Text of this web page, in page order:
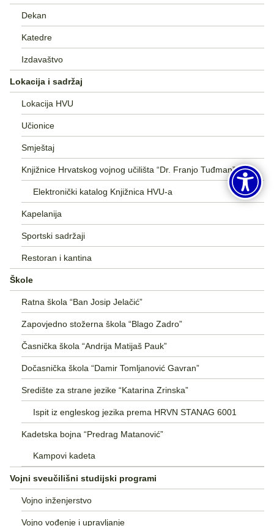
Dekan
Katedre
Izdavaštvo
Lokacija i sadržaj
Lokacija HVU
Učionice
Smještaj
Knjižnice Hrvatskog vojnog učilišta “Dr. Franjo Tuđman”
Elektronički katalog Knjižnica HVU-a
Kapelanija
Sportski sadržaji
Restoran i kantina
Škole
Ratna škola “Ban Josip Jelačić”
Zapovjedno stožerna škola “Blago Zadro”
Časnička škola “Andrija Matijaš Pauk”
Dočasnička škola “Damir Tomljanović Gavran”
Središte za strane jezike “Katarina Zrinska”
Ispit iz engleskog jezika prema HRVN STANAG 6001
Kadetska bojna “Predrag Matanović”
Kampovi kadeta
Vojni sveučilišni studijski programi
Vojno inženjerstvo
Vojno vođenje i upravljanje